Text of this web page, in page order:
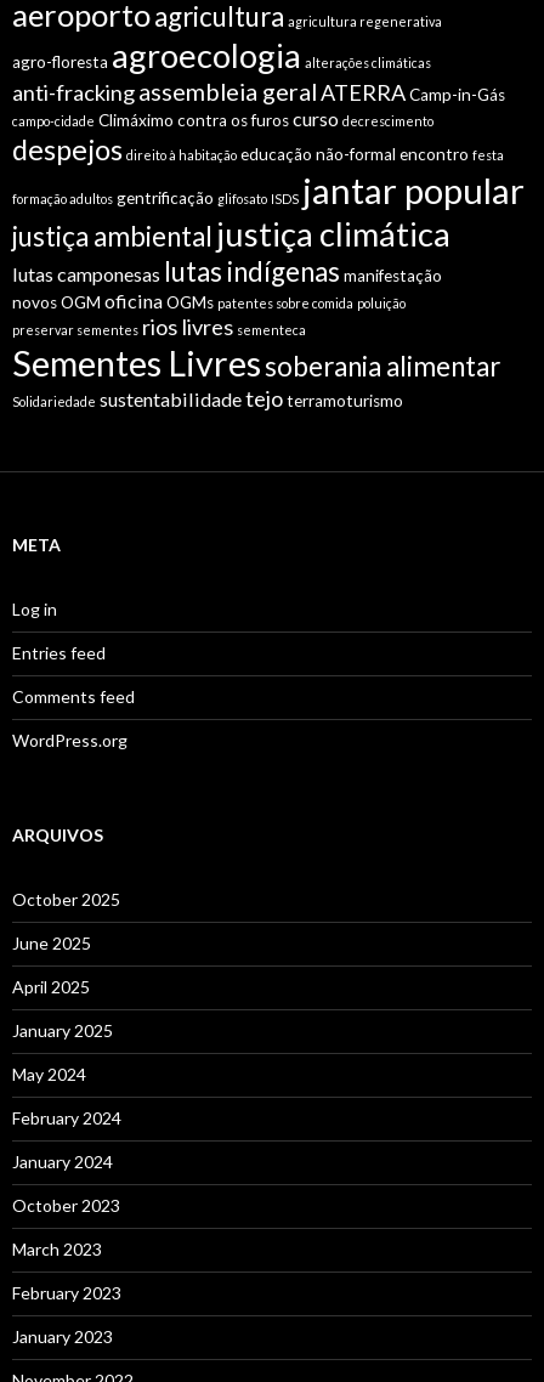
aeroportoagricultura agricultura regenerativa
agro-floresta agroecologia alterações climáticas
anti-frackingassembleia geralATERRACamp-in-Gás
campo-cidade Climáximo contra os furoscurso decrescimento
despejos direito à habitação educação não-formal encontro festa
formação adultos gentrificação glifosato ISDS jantar popular
justiça ambiental justiça climática
lutas camponesas lutas indígenas manifestação
novos OGM oficinaOGMs patentes sobre comida poluição
preservar sementes rios livres sementeca
Sementes Livressoberania alimentar
Solidariedade sustentabilidadetejoterramoturismo
META
Log in
Entries feed
Comments feed
WordPress.org
ARQUIVOS
October 2025
June 2025
April 2025
January 2025
May 2024
February 2024
January 2024
October 2023
March 2023
February 2023
January 2023